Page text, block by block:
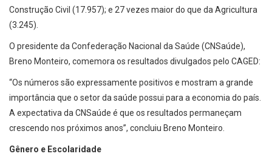
Construção Civil (17.957); e 27 vezes maior do que da Agricultura
(3.245).
O presidente da Confederação Nacional da Saúde (CNSaúde),
Breno Monteiro, comemora os resultados divulgados pelo CAGED:
“Os números são expressamente positivos e mostram a grande
importância que o setor da saúde possui para a economia do país.
A expectativa da CNSaúde é que os resultados permaneçam
crescendo nos próximos anos”, concluiu Breno Monteiro.
Gênero e Escolaridade